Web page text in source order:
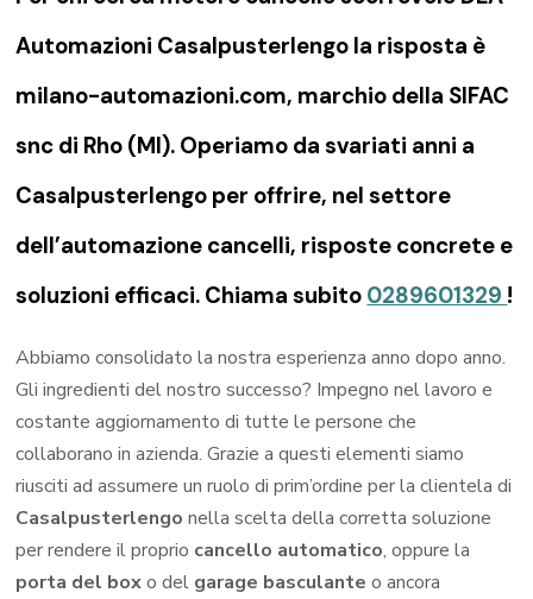
Automazioni Casalpusterlengo la risposta è
milano-automazioni.com, marchio della SIFAC
snc di Rho (MI). Operiamo da svariati anni a
Casalpusterlengo per offrire, nel settore
dell’automazione cancelli, risposte concrete e
soluzioni efficaci. Chiama subito 0289601329 !
Abbiamo consolidato la nostra esperienza anno dopo anno.
Gli ingredienti del nostro successo? Impegno nel lavoro e
costante aggiornamento di tutte le persone che
collaborano in azienda. Grazie a questi elementi siamo
riusciti ad assumere un ruolo di prim’ordine per la clientela di
Casalpusterlengo nella scelta della corretta soluzione
per rendere il proprio cancello automatico, oppure la
porta del boxo del garage basculante o ancora